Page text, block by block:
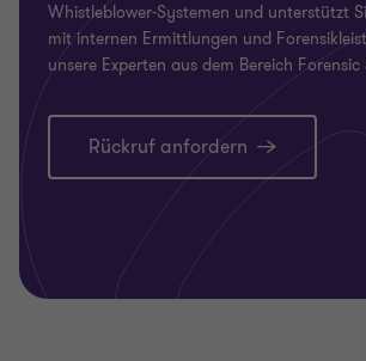
Whistleblower-Systemen und unterstützt
mit internen Ermittlungen und
unsere Experten aus dem Bereich
Rückruf anfordern